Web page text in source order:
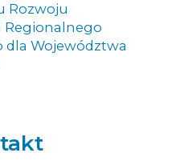
Rozwoju
Regionalnego
dla Województwa